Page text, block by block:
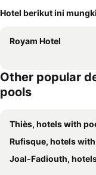
Hotel berikut ini
Royam Hotel
Other popular
pools
Thiès, hotels with
Rufisque, hotels
Joal-Fadiouth, hotels